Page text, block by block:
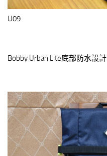
U09
Bobby Urban Lite底部防水設計